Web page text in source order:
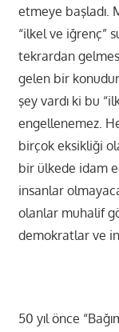
etmeye başladı.
“ilkel ve iğrenç”
tekrardan
gelen bir
şey vardı ki bu
engellenemez.
birçok eksikliği
bir ülkede idam
insanlar
olanlar muhalif
demokratlar ve
50 yıl önce